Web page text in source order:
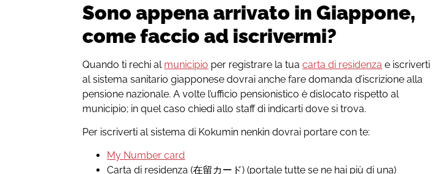
Sono appena arrivato in Giappone,
come faccio ad iscrivermi?
Quando ti rechi al municipio per registrare la tuacarta di residenza e iscriverti
al sistema sanitario giapponese dovrai anche fare domanda d’iscrizione alla
pensione nazionale. A volte l’ufficio pensionistico è dislocato rispetto al
municipio; in quel caso chiedi allo staff di indicarti dove si trova.
Per iscriverti al sistema di Kokumin nenkin dovrai portare con te:
My Number card
Carta di residenza (在留カード) (portale tutte se ne hai più di una)